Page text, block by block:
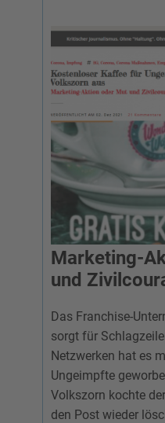
Marketing-
und
Das Franchise-
sorgt für
Netzwerken hat es
Ungeimpfte
Volkszorn kochte
den Post wieder